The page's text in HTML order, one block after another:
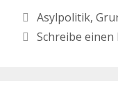
Asylpolitik,
Schreibe